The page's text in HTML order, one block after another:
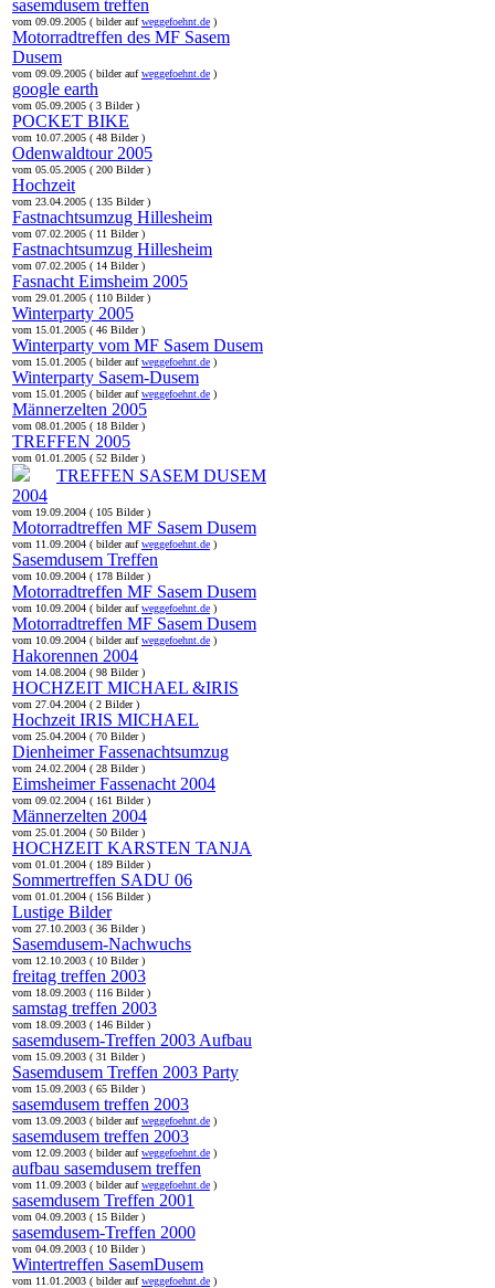
sasemdusem treffen
vom 09.09.2005 ( bilder aufweggefoehnt.de )
Motorradtreffen des MF Sasem
Dusem
vom 09.09.2005 ( bilder aufweggefoehnt.de )
google earth
vom 05.09.2005 ( 3 Bilder )
POCKET BIKE
vom 10.07.2005 ( 48 Bilder )
Odenwaldtour 2005
vom 05.05.2005 ( 200 Bilder )
Hochzeit
vom 23.04.2005 ( 135 Bilder )
Fastnachtsumzug Hillesheim
vom 07.02.2005 ( 11 Bilder )
Fastnachtsumzug Hillesheim
vom 07.02.2005 ( 14 Bilder )
Fasnacht Eimsheim 2005
vom 29.01.2005 ( 110 Bilder )
Winterparty 2005
vom 15.01.2005 ( 46 Bilder )
Winterparty vom MF Sasem Dusem
vom 15.01.2005 ( bilder aufweggefoehnt.de )
Winterparty Sasem-Dusem
vom 15.01.2005 ( bilder aufweggefoehnt.de )
Männerzelten 2005
vom 08.01.2005 ( 18 Bilder )
TREFFEN 2005
vom 01.01.2005 ( 52 Bilder )
TREFFEN SASEM DUSEM
2004
vom 19.09.2004 ( 105 Bilder )
Motorradtreffen MF Sasem Dusem
vom 11.09.2004 ( bilder aufweggefoehnt.de )
Sasemdusem Treffen
vom 10.09.2004 ( 178 Bilder )
Motorradtreffen MF Sasem Dusem
vom 10.09.2004 ( bilder aufweggefoehnt.de )
Motorradtreffen MF Sasem Dusem
vom 10.09.2004 ( bilder aufweggefoehnt.de )
Hakorennen 2004
vom 14.08.2004 ( 98 Bilder )
HOCHZEIT MICHAEL &IRIS
vom 27.04.2004 ( 2 Bilder )
Hochzeit IRIS MICHAEL
vom 25.04.2004 ( 70 Bilder )
Dienheimer Fassenachtsumzug
vom 24.02.2004 ( 28 Bilder )
Eimsheimer Fassenacht 2004
vom 09.02.2004 ( 161 Bilder )
Männerzelten 2004
vom 25.01.2004 ( 50 Bilder )
HOCHZEIT KARSTEN TANJA
vom 01.01.2004 ( 189 Bilder )
Sommertreffen SADU 06
vom 01.01.2004 ( 156 Bilder )
Lustige Bilder
vom 27.10.2003 ( 36 Bilder )
Sasemdusem-Nachwuchs
vom 12.10.2003 ( 10 Bilder )
freitag treffen 2003
vom 18.09.2003 ( 116 Bilder )
samstag treffen 2003
vom 18.09.2003 ( 146 Bilder )
sasemdusem-Treffen 2003 Aufbau
vom 15.09.2003 ( 31 Bilder )
Sasemdusem Treffen 2003 Party
vom 15.09.2003 ( 65 Bilder )
sasemdusem treffen 2003
vom 13.09.2003 ( bilder aufweggefoehnt.de )
sasemdusem treffen 2003
vom 12.09.2003 ( bilder aufweggefoehnt.de )
aufbau sasemdusem treffen
vom 11.09.2003 ( bilder aufweggefoehnt.de )
sasemdusem Treffen 2001
vom 04.09.2003 ( 15 Bilder )
sasemdusem-Treffen 2000
vom 04.09.2003 ( 10 Bilder )
Wintertreffen SasemDusem
vom 11.01.2003 ( bilder aufweggefoehnt.de )